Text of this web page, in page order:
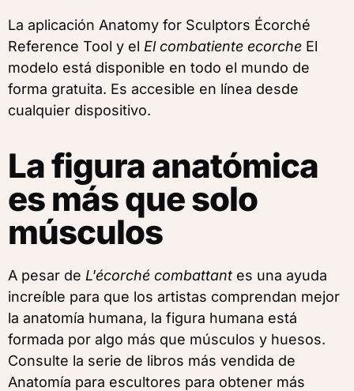
La aplicación Anatomy for Sculptors Écorché
Reference Tool y el El combatiente ecorche El
modelo está disponible en todo el mundo de
forma gratuita. Es accesible en línea desde
cualquier dispositivo.
La figura anatómica
es más que solo
músculos
A pesar de L'écorché combattant es una ayuda
increíble para que los artistas comprendan mejor
la anatomía humana, la figura humana está
formada por algo más que músculos y huesos.
Consulte la serie de libros más vendida de
Anatomía para escultores para obtener más